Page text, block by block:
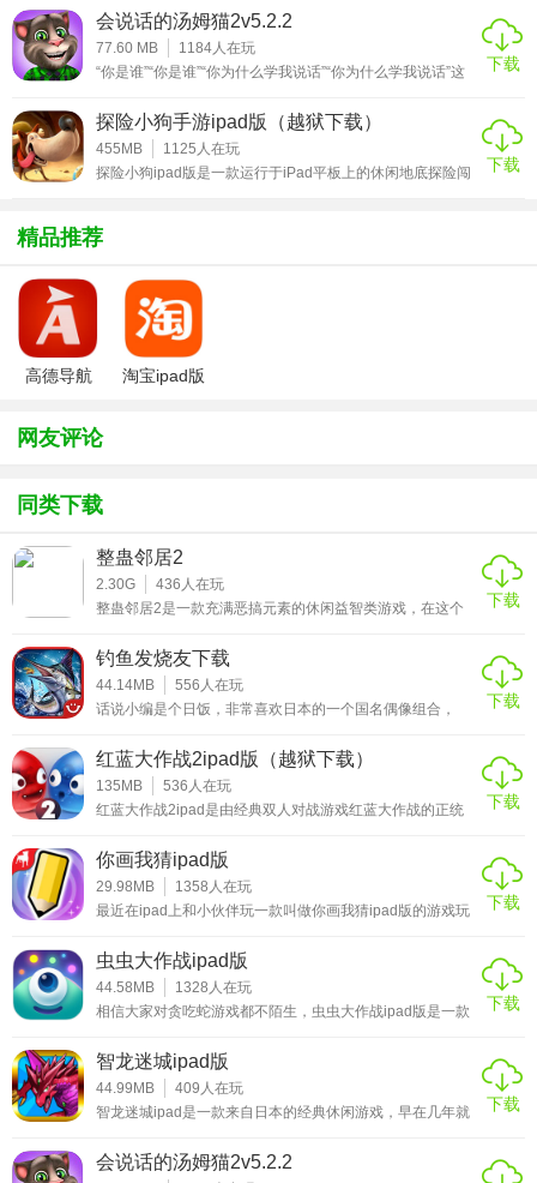
★整蛊邻居2游戏玩法
第1关
主要是按照导演的指示来,但是如果要拿奖杯的话就得连贯的
执行,不要耽误时间,否则老头的怒槽就会下降,呵呵.在用了扳
手和肥皂之后,马上去把面条弄到帽子里,这样就OK了.
第2关
鳗),锯子-剑鱼?头(广告牌),水草(左下角),竹竿(中上),螃蟹(需要
竹竿) 流程: 等老头上楼后,先去弄倒耙子,再把水草放在上面,然
后把螃蟹放到冰镇桶(放啤酒的)里,然后马上回到左边把鲨鱼翅
鳗倒到池塘里,用锯子把栏杆做手脚,收工~
物品： 尼龙袜(右下提包里),辣椒酱(小食店),炮弹(右上),润滑油
(右上),扳手(左上工具包 流程： 等老头结束演讲，对发电机使
用尼龙袜-〉在厕纸上使用辣椒酱-〉在火箭把手上使用润滑
油-〉在西瓜上使用炮弹-〉在自行车上使用扳手
★整蛊邻居2攻略指南
全体登船
(这一集中邻居不经过左下和右下){4/4}
1、打开右下的箱子,取出香皂放入右上的水滩中,邻居将被滑
2、从左下的小手袋中取出发夹打开工具柜，取出瑞士军刀和
管道扳手，把瑞士军刀使用于左上的餐桌邻居将压倒桌子;
3、从箱子中再取出一块香皂并放入水滩，用扳手打开甲板扶
手门，邻居将被滑入海中;
居将被糊上一头的酱汁。
秘密进攻
(这一集中邻居不经过左上和左下){5/5}
达人iPad版系统非常有趣，玩家可以通过回答真心话、发送
弹幕、摇话题等方式来赢取相应奖励，还有更多奇特的小人
物等你挑战。在游戏中你可以通过回答各种不同的题型，来
获得相应的等级，提升智商。软件具有海量题库，包含动
会说话的汤姆猫2v5.2.2
77.60 MB 1184人在玩
“你是谁”“你是谁”“你为什么学我说话”“你为什么学我说话”这
话，你可以将自己的声音通过它发给朋友哦。还可跟汤姆一
起玩耍，抚摸他、戳戳他，在迷你游戏中向他发起挑战并赢
取金币。这游戏止步于此了么，不是，如果你有心的话还可
以将汤姆打扮的漂漂亮亮的，又或是任何你喜欢的样子。无
下载
探险小狗手游ipad版（越狱下载）
455MB 1125 人在玩
探险小狗ipad版是一款运行于iPad平板上的休闲地底探险闯
的收集各种资源，挖地洞，探寻地底的宝藏。本作的操作简
单，采用触屏操控模式，玩家只需要通过控制方向键来引导
以下载体验一下！探险小狗ipad版特色1、一个关于小狗如
下载
精品推荐
高德导航
淘宝ipad版
网友评论
同类下载
整蛊邻居2
2.30G 436 人在玩
整蛊邻居2是一款充满恶搞元素的休闲益智类游戏，在这个
使用隐藏的道具来整蛊自己的邻居，每个关卡中根据不同的
道具会使邻居产生不同的活力价值，毕竟游戏的目的是让邻
居生气发飙，感兴趣的小伙伴赶紧来下载这款整蛊邻居2游
戏体验吧。
下载
钓鱼发烧友下载
44.14MB 556 人在玩
话说小编是个日饭，非常喜欢日本的一个国名偶像组合，
鱼把自己晒的特别特别黑，化妆都挡不住的黑。对于钓鱼能
如此执着，表示不理解，可能是因为小编没有钓过鱼所以不
能体会钓鱼带来的快乐吧。嘛嘛，今天要推荐给大家的一款
游戏就是钓鱼发烧友下载，虽说是3D但是整体画面并不是
收杆整个过程都非常真实，尤其是鱼儿咬钩时候激起的波
浪，还有鱼儿挣扎时候的肢体表现，简直是棒！在钓
下载
红蓝大作战2ipad版（越狱下载）
135MB 536 人在玩
红蓝大作战2ipad是由经典双人对战游戏红蓝大作战的正统
受休闲玩家的喜爱，红蓝两色的萌系细菌也是在小朋友心中
留下了很深的印象。游戏的画面风格还是采用原作的那种简
约风格，不过这次对于这些细菌的形象却是有了更加细致的
刻画，游戏采用了全新的软体物理系统，给游戏中的细菌添
下载
你画我猜ipad版
29.98MB 1358 人在玩
最近在ipad上和小伙伴玩一款叫做你画我猜ipad版的游戏玩
画的那种神秘感。这款游戏是国外的一款休闲社交类游戏，
这国内也是让玩家们赞不绝口的爆笑游戏，游戏的画面有点
类似于一些社交软件的界面，在游戏的同时你也可以结交到
一些有意思的朋友。游戏的玩法非常的简单，点击下方菜单
的方式将这个词通过画的方式呈现给其他人，猜画者需要根
据画中所给出的提示来猜出那个词，如
下载
虫虫大作战ipad版
44.58MB 1328 人在玩
相信大家对贪吃蛇游戏都不陌生，虫虫大作战ipad版是一款
更是融入了新颖有趣的特点，让你在游戏中尽享欢乐。玩家
可以查看自己目前的段位以及当前赛季的排名情况，更有历
史最高成绩可供用户查询。玩家还可以将游戏分享出去，让
你的小伙伴一起加入，分享能获得更多的气球，获得更有利
下载
智龙迷城ipad版
44.99MB 409 人在玩
智龙迷城ipad是一款来自日本的经典休闲游戏，早在几年就
品，游戏中加入了口袋妖怪的宠物收集、养成系统，玩法上
更是融入了消除游戏的玩法。游戏的画面采用了日系动漫的
下载
会说话的汤姆猫2v5.2.2